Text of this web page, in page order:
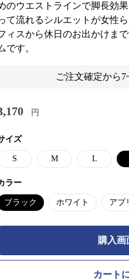
のウエストラインで脚長効
て流れるシルエットが女性
ィスから休日のお出かけま
です。
ご注文確定から
円
イズ
S M L
ラー
ブラック ホワイト アプ
購入画
カート